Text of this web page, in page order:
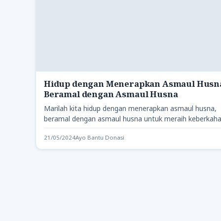
Hidup dengan Menerapkan Asmaul
Beramal dengan Asmaul Husna
Marilah kita hidup dengan menerapkan asmaul husna,
beramal dengan asmaul husna untuk meraih
dan kebahagiaan sejati.
21/05/2024Ayo Bantu Donasi